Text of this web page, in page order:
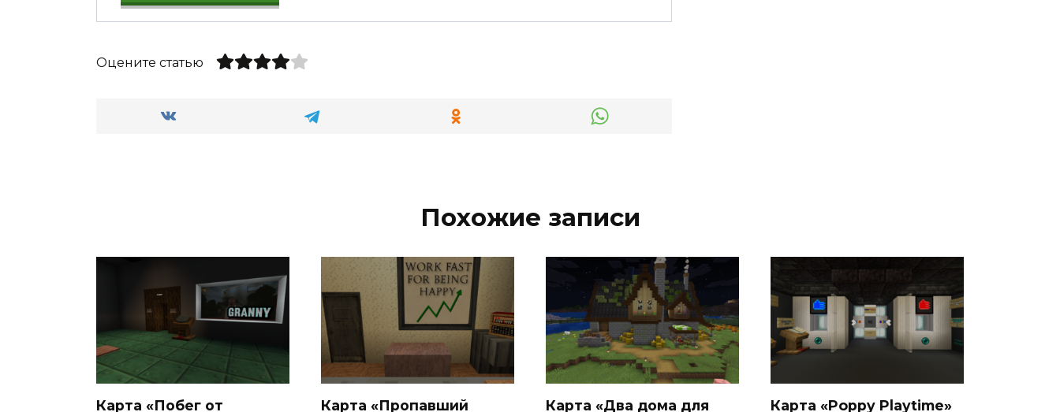
Оцените статью
Похожие записи
Карта «Побег от Карта «Пропавший Карта «Два дома для Карта «Poppy Playtime»